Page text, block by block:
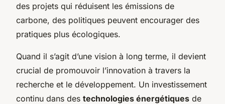
des projets qui réduisent les émissions de
carbone, des politiques peuvent encourager des
pratiques plus écologiques.
Quand il s’agit d’une vision à long terme, il devient
crucial de promouvoir l’innovation à travers la
recherche et le développement. Un investissement
continu dans des technologies énergétiques de